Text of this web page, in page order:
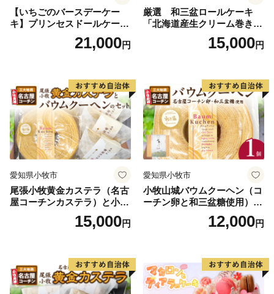
の品をお贈り出来ません。ご了承ください。）
◆返礼品、寄附金受領証明書、ワンストップ申請等、ふ
るさと納税全般
横浜市ふるさと納税サポート室
TEL：050-5538-7986
Mail:support@yokohama.furusato-lg.jp
営業時間：平日9時～18時 ※土日祝日、GW、年末年
始は休業となります
◆寄附金の税額控除制度
所得税の控除：お住まいを管轄の税務署へ
◆横浜市の「ふるさと納税」総務大臣からの指定につい
【いちごのバースデーケー
キ】プリンセスドールケーキ
日時指定可 スイーツ デザー
ト 洋菓子 お取り寄せ 愛知県
デコレーションケーキ ホー
ルケーキ 人形 かわいい こど
も
21,000円
厳選 和三盆ロールケーキ
「北海道産生クリーム巻き」
または「北海道産粒あん巻
き」（サイズ：レギュラー）
凍 愛知県 小牧市 アンプチベ
アやぐま
15,000円
愛知県小牧市
尾張小牧黄金カステラ（名古
屋コーチンカステラ）と小牧
山城バウムクーヘン（コーチ
ン卵と和三盆糖使用）のセッ
三盆 小牧銘菓 バウムクーヘ
ン 常温 愛知県 小牧市 アンプ
チベアやぐま
15,000円
愛知県小牧市
小牧山城バウムクーヘン（コ
ーチン卵と和三盆糖使用）
名古屋コーチン バームクー
ヘン 和三盆 小牧銘菓 バウム
12,000円